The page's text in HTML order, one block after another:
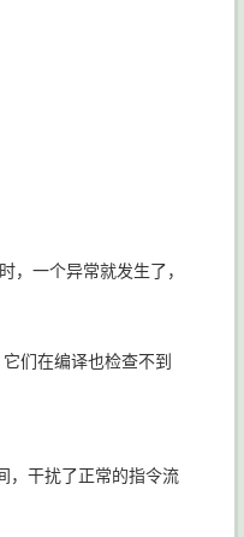
，一个异常就发生了，
们在编译也检查不到
，干扰了正常的指令流